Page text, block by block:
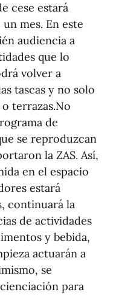
cese estará
mes. En este
audiencia a
que lo
volver a
tascas y no solo
terrazas.No
de
se reproduzcan
la ZAS. Así,
en el espacio
estará
continuará la
de actividades
y bebida,
actuarán a
se
para